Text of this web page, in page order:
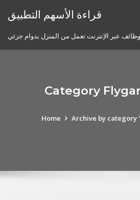
قراءة الأسهم التطبيق
وظائف عبر الإنترنت تعمل من المنزل بدوام جزئي
Category
Home Archive by category